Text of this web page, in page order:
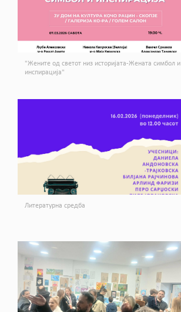
"Жените од светот низ историјата-Жената симбол и
инспирација"
Литературна средба